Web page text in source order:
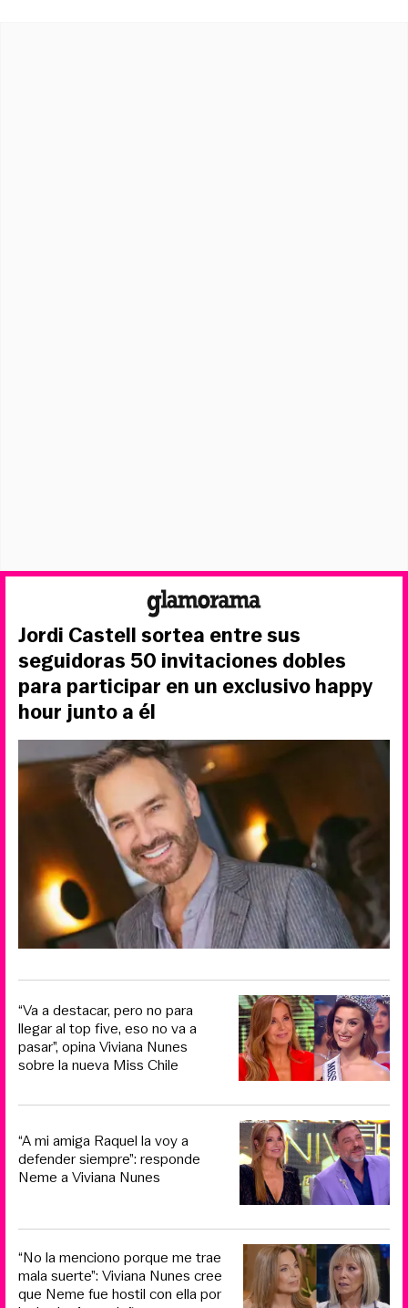
Jordi Castell sortea entre sus
seguidoras 50 invitaciones dobles
para participar en un exclusivo happy
hour junto a él
“Va a destacar, pero no para
llegar al top five, eso no va a
pasar”, opina Viviana Nunes
sobre la nueva Miss Chile
“A mi amiga Raquel la voy a
defender siempre”: responde
Neme a Viviana Nunes
“No la menciono porque me trae
mala suerte”: Viviana Nunes cree
que Neme fue hostil con ella por